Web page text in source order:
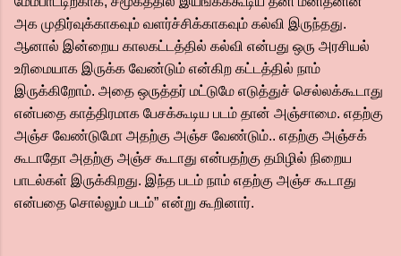
அக முதிர்வுக்காகவும் வளர்ச்சிக்காகவும் கல்வி இருந்தது.
ஆனால் இன்றைய காலகட்டத்தில் கல்வி என்பது ஒரு அரசியல்
உரிமையாக இருக்க வேண்டும் என்கிற கட்டத்தில் நாம்
இருக்கிறோம். அதை ஒருத்தர் மட்டுமே எடுத்துச் செல்லக்கூடாது
என்பதை காத்திரமாக பேசக்கூடிய படம் தான் அஞ்சாமை. எதற்கு
அஞ்ச வேண்டுமோ அதற்கு அஞ்ச வேண்டும்.. எதற்கு அஞ்சக்
கூடாதோ அதற்கு அஞ்ச கூடாது என்பதற்கு தமிழில் நிறைய
பாடல்கள் இருக்கிறது. இந்த படம் நாம் எதற்கு அஞ்ச கூடாது
என்பதை சொல்லும் படம்” என்று கூறினார்.